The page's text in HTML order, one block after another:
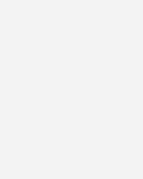
Verfügung steht, muss
betreiben. Doch der
noch
6.700
Netz eingespeist.
die Familie zusätzlich